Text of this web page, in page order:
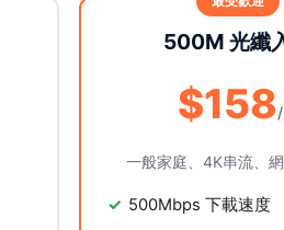
500M 光纖
$158
一般家庭、4K串流、
500Mbps 下載速度